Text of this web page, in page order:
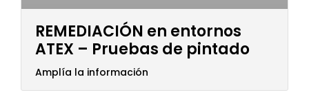
REMEDIACIÓN en entornos
ATEX – Pruebas de pintado
Amplía la información